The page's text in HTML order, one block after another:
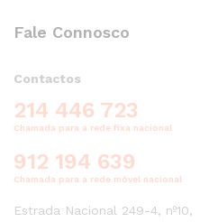
Fale Connosco
Contactos
214 446 723
Chamada para a rede fixa nacional
912 194 639
Chamada para a rede móvel nacional
Estrada Nacional 249-4, nº10,